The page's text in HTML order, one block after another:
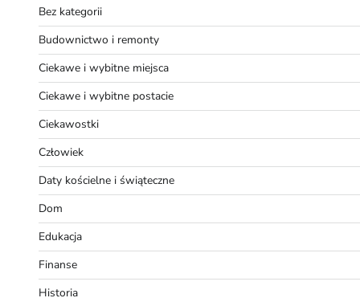
Bez kategorii
Budownictwo i remonty
Ciekawe i wybitne miejsca
Ciekawe i wybitne postacie
Ciekawostki
Człowiek
Daty kościelne i świąteczne
Dom
Edukacja
Finanse
Historia